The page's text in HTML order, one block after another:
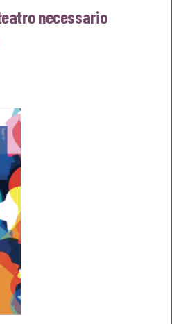
necessario
è:
€19,00.